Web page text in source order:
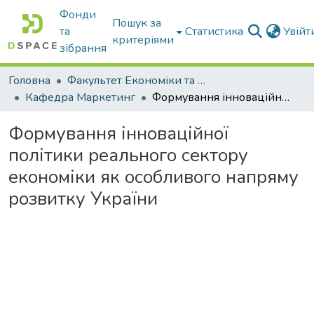
Фонди
та
зібрання
Пошук за
критеріями
Статистика
Головна
Факультет Економіки та бізнесу
Кафедра Маркетинг
Формування інноваційної політики реального сектору економіки як особливого напряму розвитку України
Формування інноваційної
політики реального сектору
економіки як особливого напряму
розвитку України